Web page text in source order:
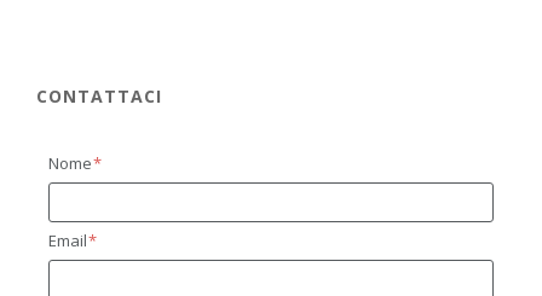
CONTATTACI
Nome
Email